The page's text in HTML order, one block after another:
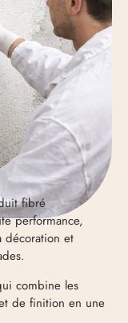
fibré
performance,
décoration et
combine les
de finition en une